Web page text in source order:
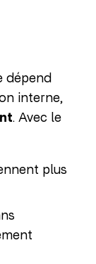
dépend
interne,
. Avec le
plus